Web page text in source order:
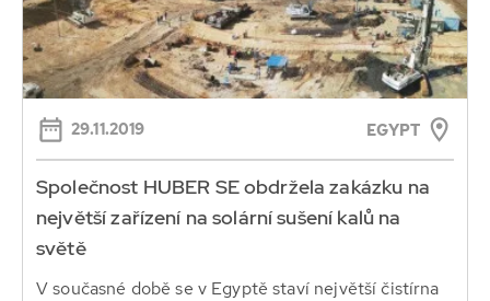
29.11.2019 EGYPT
Společnost HUBER SE obdržela zakázku na
největší zařízení na solární sušení kalů na
světě
V současné době se v Egyptě staví největší čistírna